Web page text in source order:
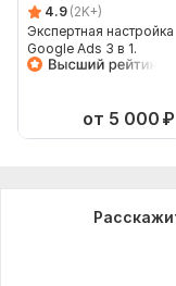
4.9 (2K+)
Экспертная настройка
Google Ads 3 в 1.
Поиск, DG и
от 5 000 ₽